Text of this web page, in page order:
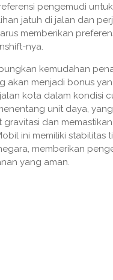
pengemudi
jatuh di jalan dan
memberikan
nya.
kemudahan
akan menjadi bonus
kota dalam kondisi
unit daya, yang
gravitasi dan memastikan
ini memiliki stabilitas
memberikan
yang aman.